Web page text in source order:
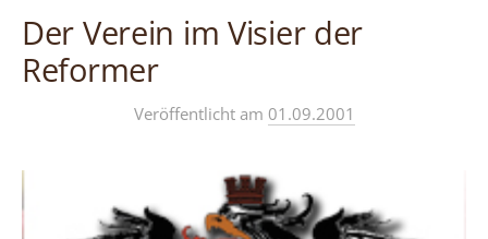
Der Verein im Visier der
Reformer
Veröffentlicht am 01.09.2001